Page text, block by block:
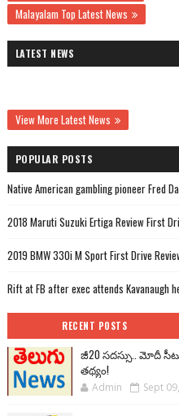
Malayalam Top Latest News
LATEST NEWS
View More Latest News
POPULAR POSTS
Native American gambling pioneer Fred
2018 Maruti Suzuki Ertiga Review First
2019 BMW 330i M Sport First Drive
Rift at FB after exec attends Kavanaugh
RECENT POSTS
జీ20 సదస్సు.. మోదీ
తథ్యం!
Admin Sept